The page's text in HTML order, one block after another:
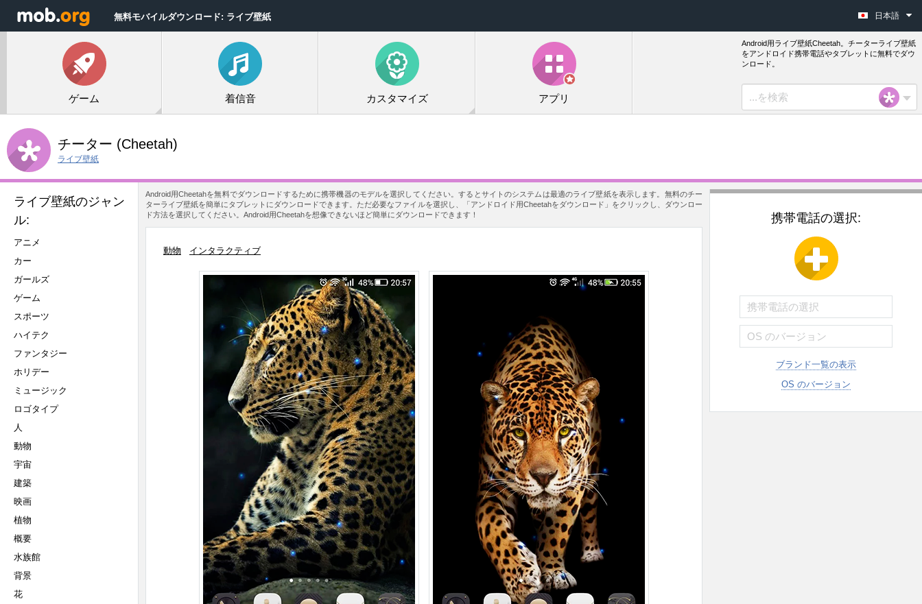
無料モバイルダウンロード: ライブ壁紙 日本語
ゲーム 着信音 カスタマイズ アプリ
Android用ライブ壁紙Cheetah。チーターライブ壁紙
をアンドロイド携帯電話やタブレットに無料でダウ
ンロード。
チーター (Cheetah)
ライブ壁紙
ライブ壁紙のジャン
ル:
アニメ
カー
ガールズ
ゲーム
スポーツ
ハイテク
ファンタジー
ホリデー
ミュージック
ロゴタイプ
人
動物
宇宙
建築
映画
植物
概要
水族館
背景
花
Android用Cheetahを無料でダウンロードするために携帯機器のモデルを選択してください。するとサイトのシステムは最適のライブ壁紙を表示します。無料のチー
ターライブ壁紙を簡単にタブレットにダウンロードできます。ただ必要なファイルを選択し、「アンドロイド用Cheetahをダウンロード」をクリックし、ダウンロー
ド方法を選択してください。Android用Cheetahを想像できないほど簡単にダウンロードできます！
動物 インタラクティブ
携帯電話の選択:
ブランド一覧の表示
OS のバージョン